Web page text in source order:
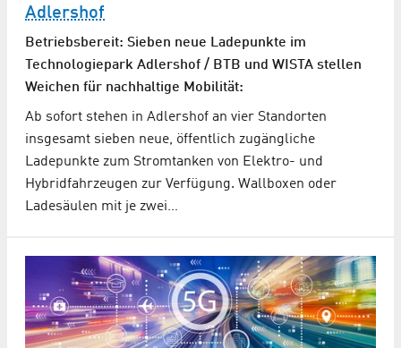
Adlershof
Betriebsbereit: Sieben neue Ladepunkte im
Technologiepark Adlershof / BTB und WISTA stellen
Weichen für nachhaltige Mobilität:
Ab sofort stehen in Adlershof an vier Standorten
insgesamt sieben neue, öffentlich zugängliche
Ladepunkte zum Stromtanken von Elektro- und
Hybridfahrzeugen zur Verfügung. Wallboxen oder
Ladesäulen mit je zwei…